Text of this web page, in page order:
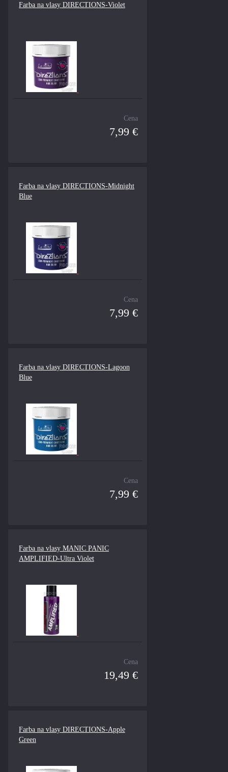
Farba na vlasy DIRECTIONS-Violet
Cena
7,99 €
Farba na vlasy DIRECTIONS-Midnight
Blue
Cena
7,99 €
Farba na vlasy DIRECTIONS-Lagoon
Blue
Cena
7,99 €
Farba na vlasy MANIC PANIC
AMPLIFIED-Ultra Violet
Cena
19,49 €
Farba na vlasy DIRECTIONS-Apple
Green